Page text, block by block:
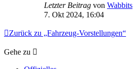
Letzter Beitrag von Wabbits
7. Okt 2024, 16:04
Zurück zu „Fahrzeug-Vorstellungen“
Gehe zu